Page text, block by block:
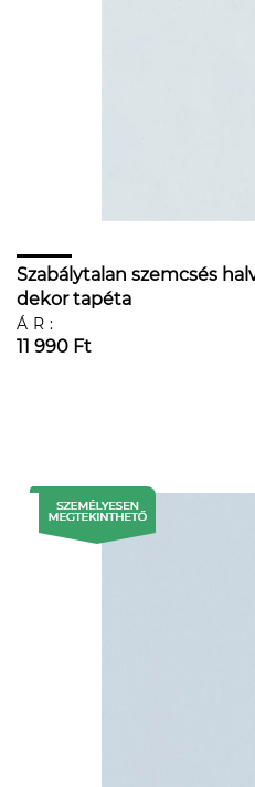
Szabálytalan szemcsés
dekor tapéta
ÁR:
11 990 Ft